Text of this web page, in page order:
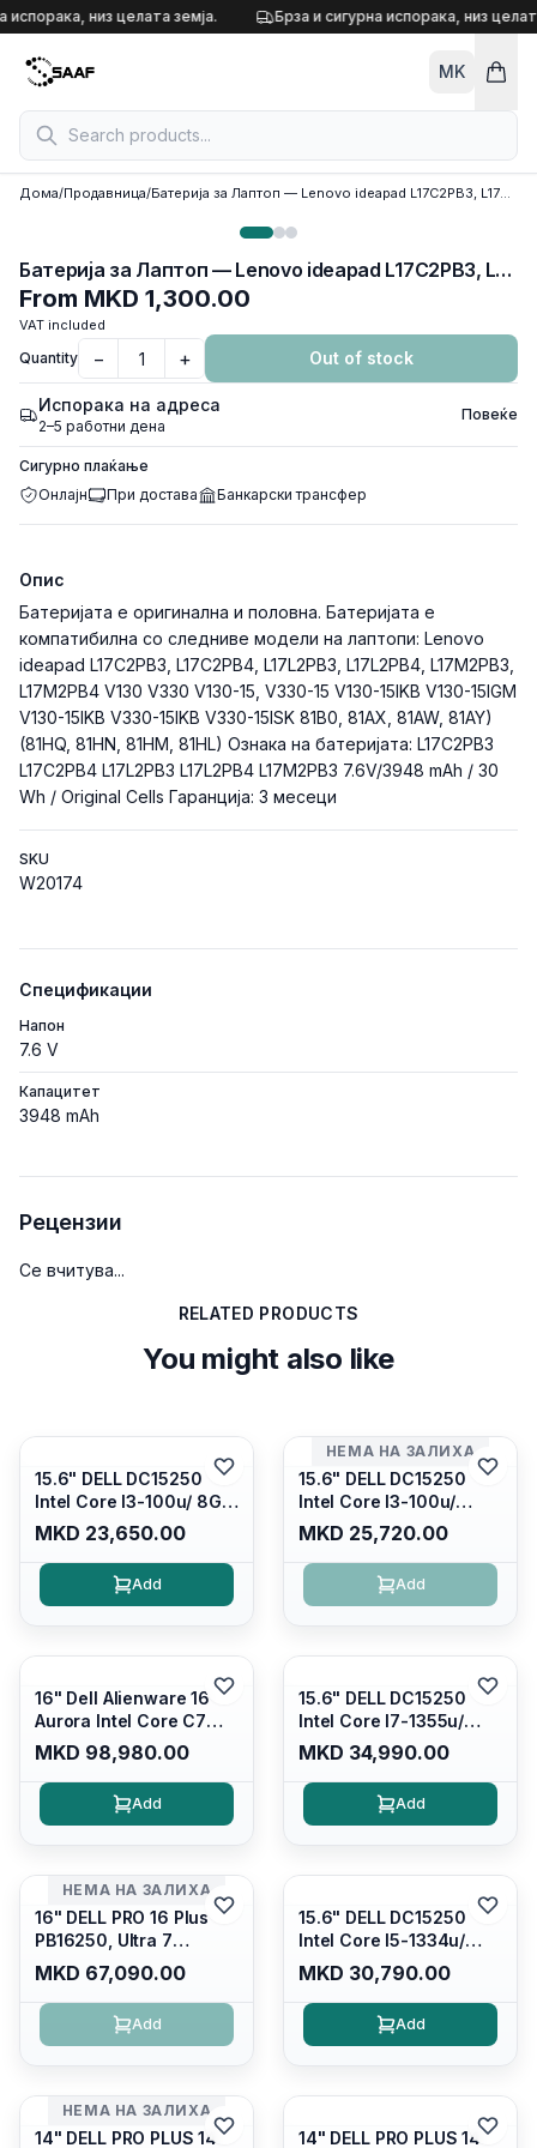
Skip to content
испорака, низ целата земја. Брза и сигурна испорака, низ
MK
Дома/Продавница/ Батерија за Лаптоп — Lenovo ideapad L17C2PB3, L17C2PB4, L17L2PB3, L17L2PB4, L17M2PB3, L17M2PB4 V130 V330 V130-15, V330-15 V130-15IKB V130-15IGM V130-15IKB V330-15IKB V330-15ISK 81B0, 81AX, 81AW, 81AY) (81HQ, 81HN, 81HM, 81HL) USED BATTERY
Батерија за Лаптоп — Lenovo ideapad L17C2PB3, L17C2PB4, L17L2PB3, L17L2PB4, L17M2PB3, L17M2PB4 V130 V330 V130-15, V330-15 V130-15IKB V130-15IGM V130-15IKB V330-15IKB V330-15ISK 81B0, 81AX, 81AW, 81AY) (81HQ, 81HN, 81HM, 81HL) USED BATTERY
From MKD 1,300.00
VAT included
Quantity − + Out of stock
Испорака на адреса
2–5 работни дена
Повеќе
Сигурно плаќање
Онлајн
При достава Банкарски трансфер
Опис
Батеријата е оригинална и половна. Батеријата е
компатибилна со следниве модели на лаптопи: Lenovo
ideapad L17C2PB3, L17C2PB4, L17L2PB3, L17L2PB4, L17M2PB3,
L17M2PB4 V130 V330 V130-15, V330-15 V130-15IKB V130-15IGM
V130-15IKB V330-15IKB V330-15ISK 81B0, 81AX, 81AW, 81AY)
(81HQ, 81HN, 81HM, 81HL) Ознака на батеријата: L17C2PB3
L17C2PB4 L17L2PB3 L17L2PB4 L17M2PB3 7.6V/3948 mAh / 30
Wh / Original Cells Гаранција: 3 месеци
SKU
W20174
Спецификации
Напон
7.6 V
Капацитет
3948 mAh
Рецензии
Се вчитува...
RELATED PRODUCTS
You might also like
15.6" DELL DC15250
Intel Core I3-100u/ 8GB
DDR4/ 512GB SSD M.2/
Iris Xe Graphics/ 120Hz
Anti-glare LED Display/
Backlit Kb/ Platinum
MKD 23,650.00
Add
НЕМА НА ЗАЛИХА
15.6" DELL DC15250
Intel Core I3-100u/
16GB DDR4/ 512GB SSD
M.2/ Iris Xe Graphics/
120Hz Anti-glare LED
Display/ Backlit Kb/
MKD 25,720.00
Add
16" Dell Alienware 16
Aurora Intel Core C7
240H /16GB RAM DDR5
5600mhz/ 1TB SSD M.2
Nvme/rtx4050 6GB/
Wqxga(2560x1600)
Win 11 Home/
MKD 98,980.00
Add
15.6" DELL DC15250
Intel Core I7-1355u/
16GB DDR4 / 512GB SSD
M.2 2230/ Intel UHD
Graphics/ 120Hz Anti-
glare FULLHD LED
MKD 34,990.00
Add
НЕМА НА ЗАЛИХА
16" DELL PRO 16 Plus
PB16250, Ultra 7
265U/16GB RAM (1x
16GB) 5600 Mhz DDR5/
512GB SSD M.2 Nvme/
/cam+mic,bt/backlit KB
MKD 67,090.00
Add
15.6" DELL DC15250
Intel Core I5-1334u/
16GB DDR4 (1x16gb
2666mhz)/ 512GB SSD
M.2 Nvme/ Intel UHD
Graphics/ 120Hz Anti-
MKD 30,790.00
Add
НЕМА НА ЗАЛИХА
14" DELL PRO PLUS 14
14" DELL PRO PLUS 14